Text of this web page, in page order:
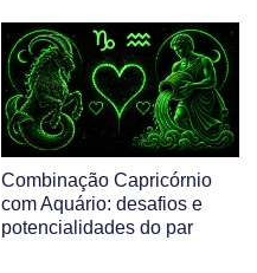
Combinação Capricórnio
com Aquário: desafios e
potencialidades do par